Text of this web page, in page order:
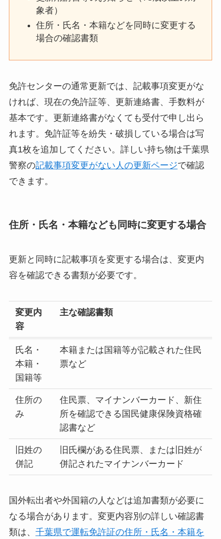
象者）
住所・氏名・本籍などを同時に変更する
場合の確認書類
免許センターの通常更新では、記載事項変更がな
ければ、現在の免許証等、更新連絡書、手数料が
基本です。更新連絡書がなくても受付で申し出ら
れます。免許証等を紛失・破損している場合は写
真1枚を追加してください。詳しい持ち物は千葉県
警察の記載事項変更がない人の更新ページで確認
できます。
住所・氏名・本籍なども同時に変更する場合
更新と同時に記載事項を変更する場合は、変更内
容を確認できる書類が必要です。
変更内
容
主な確認書類
氏名・
本籍・
国籍等
本籍または国籍等が記載された住民
票など
住所の
み
住民票、マイナンバーカード、新住
所を確認できる国民健康保険資格確
認書など
旧姓の
併記
旧氏欄がある住民票、または旧姓が
併記されたマイナンバーカード
国外転出者や外国籍の人などは追加書類が必要に
なる場合があります。変更内容別の詳しい確認書
類は、 千葉県で運転免許証の住所・氏名・本籍を